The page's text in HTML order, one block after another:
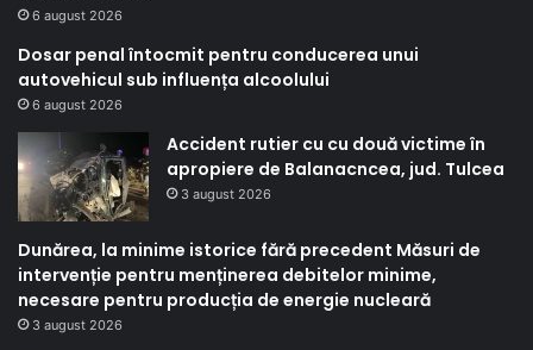
6 august 2026
Dosar penal întocmit pentru conducerea unui
autovehicul sub influența alcoolului
6 august 2026
Accident rutier cu cu două victime în
apropiere de Balanacncea, jud. Tulcea
3 august 2026
Dunărea, la minime istorice fără precedent Măsuri de
intervenție pentru menținerea debitelor minime,
necesare pentru producția de energie nucleară
3 august 2026